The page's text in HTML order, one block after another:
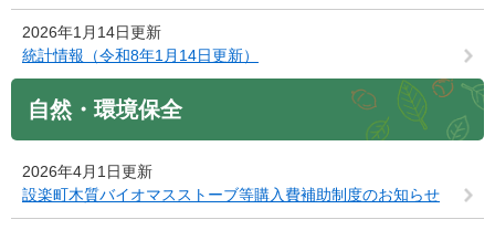
2026年1月14日更新
統計情報（令和8年1月14日更新）
自然・環境保全
2026年4月1日更新
設楽町木質バイオマスストーブ等購入費補助制度のお知らせ